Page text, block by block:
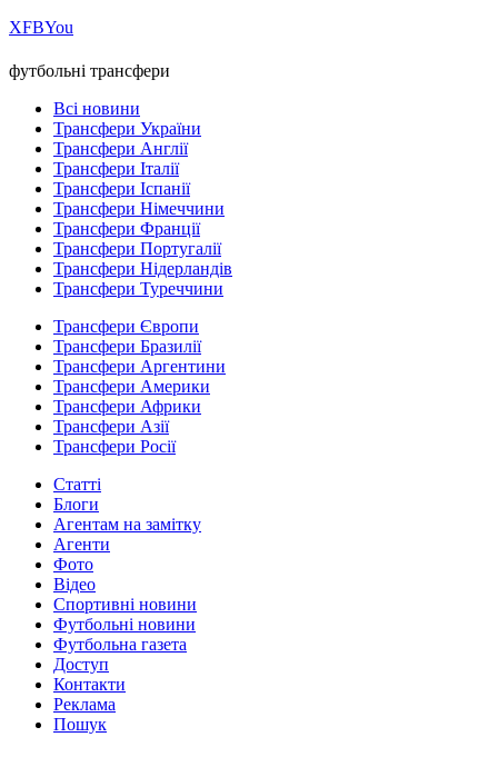
ХFBYou
футбольні трансфери
Всі новини
Трансфери України
Трансфери Англії
Трансфери Італії
Трансфери Іспанії
Трансфери Німеччини
Трансфери Франції
Трансфери Португалії
Трансфери Нідерландів
Трансфери Туреччини
Трансфери Європи
Трансфери Бразилії
Трансфери Аргентини
Трансфери Америки
Трансфери Африки
Трансфери Азії
Трансфери Росії
Статті
Блоги
Агентам на замітку
Агенти
Фото
Відео
Спортивні новини
Футбольні новини
Футбольна газета
Доступ
Контакти
Реклама
Пошук